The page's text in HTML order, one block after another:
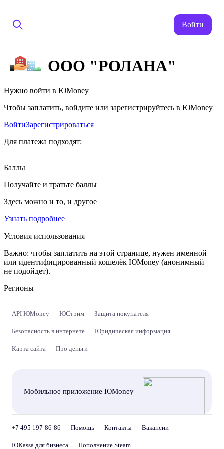
Войти
ООО "РОЛАНА"
Нужно войти в ЮMoney
Чтобы заплатить, войдите или зарегистрируйтесь в ЮMoney
ВойтиЗарегистрироваться
Для платежа подходят:
Баллы
Получайте и тратьте баллы
Здесь можно и то, и другое
Узнать подробнее
Условия использования
Важно: чтобы заплатить на этой странице, нужен именной
или идентифицированный кошелёк ЮMoney (анонимный
не подойдет).
Регионы
API ЮMoney ЮСтрим Защита покупателя
Безопасность в интернете Юридическая информация
Карта сайта Про деньги
Мобильное приложение ЮMoney
+7 495 197-86-86 Помощь Контакты Вакансии
ЮKassa для бизнеса Пополнение Steam